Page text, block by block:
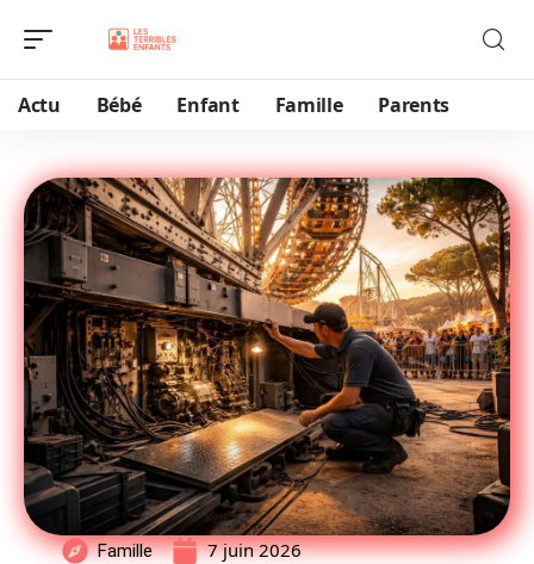
Actu Bébé Enfant Famille Parents
Famille 7 juin 2026